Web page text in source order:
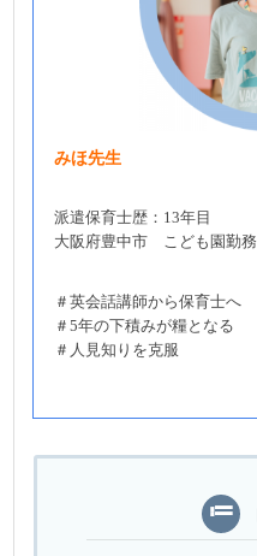
みほ先生
派遣保育士歴：13年目
大阪府豊中市 こども園勤務
＃英会話講師から保育士へ
＃5年の下積みが糧となる
＃人見知りを克服